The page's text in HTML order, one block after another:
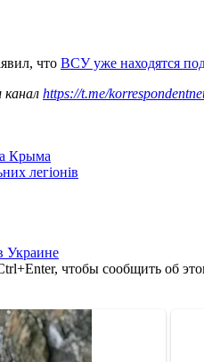
что ВСУ уже находятся
https://t.me/
Крыма
легіонів
Украине
чтобы сообщить об